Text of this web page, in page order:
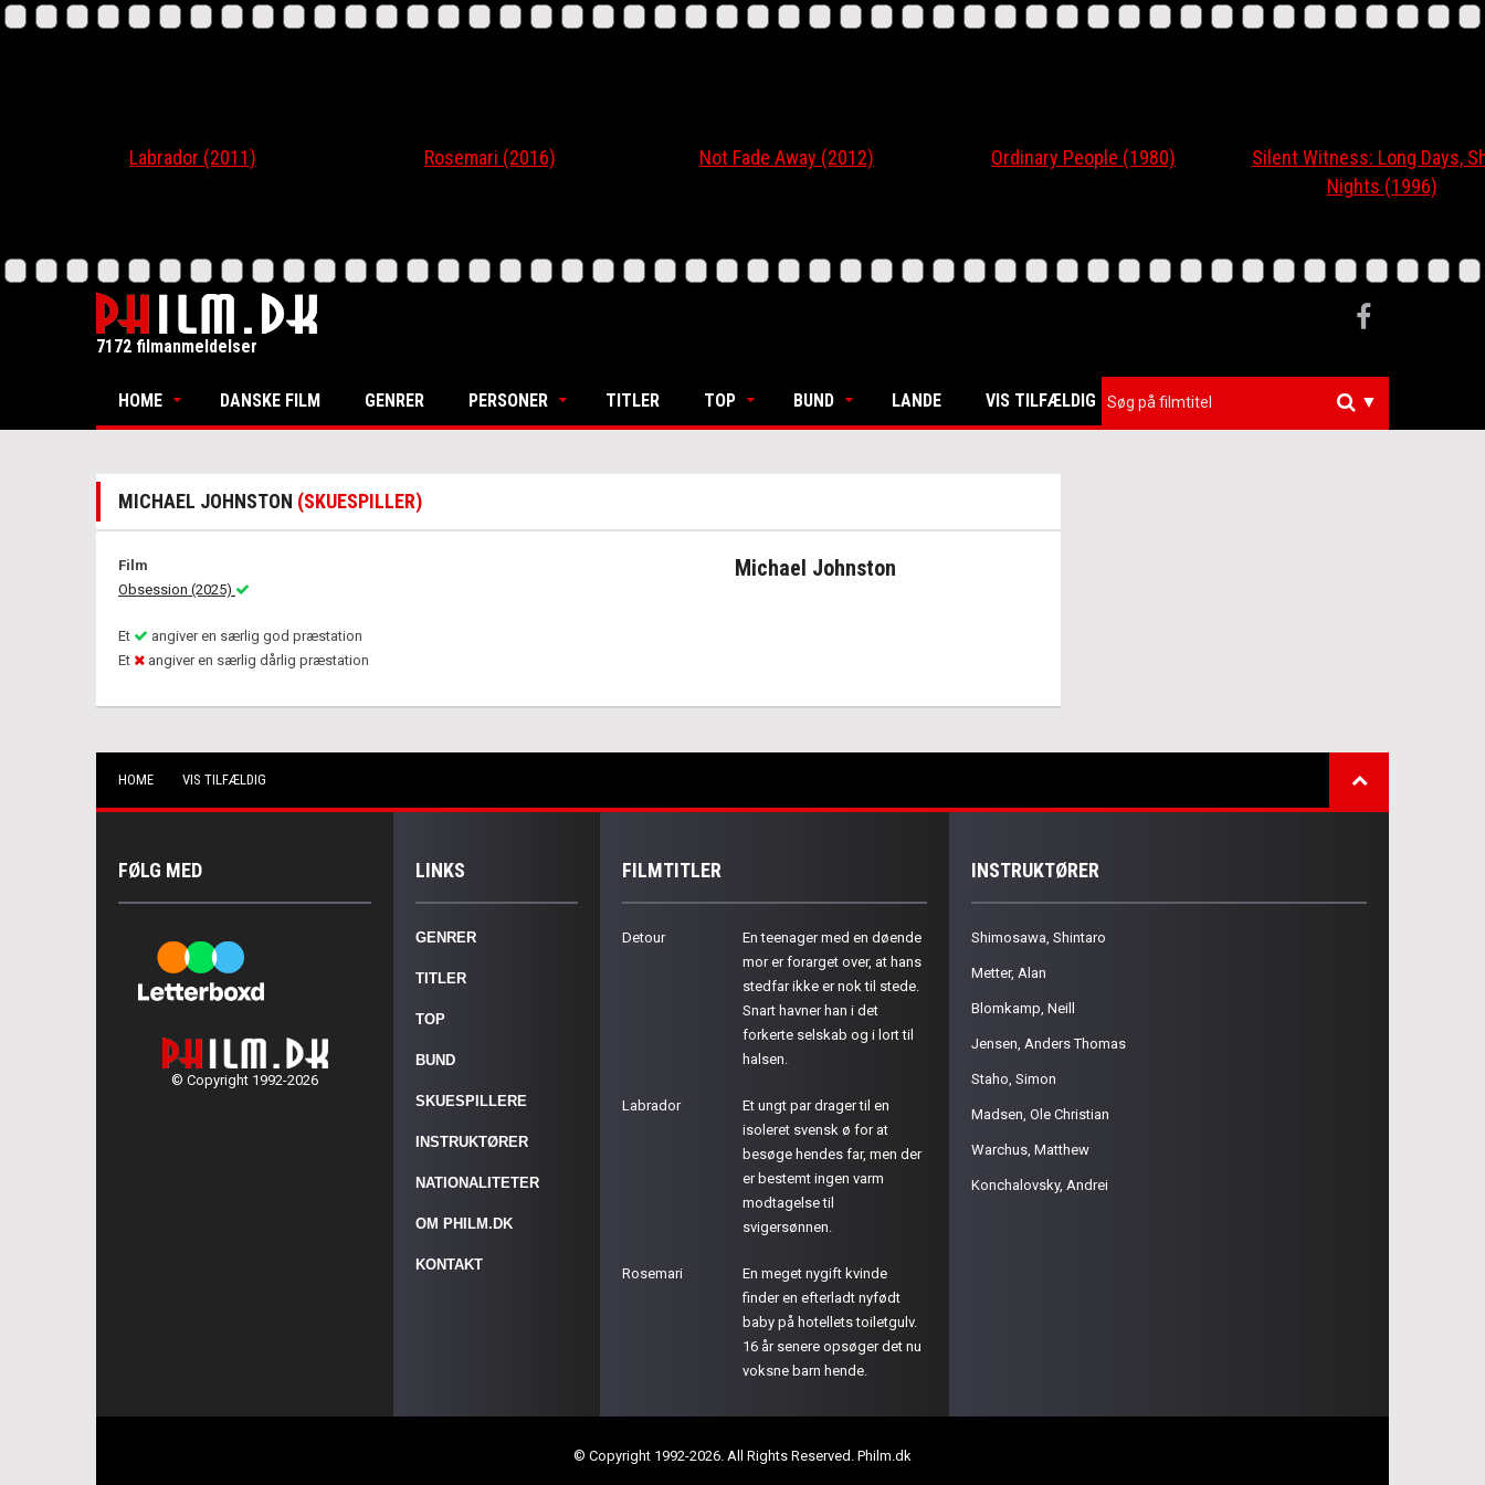
Labrador (2011) Rosemari (2016) Not Fade Away (2012) Ordinary People (1980)
Silent Witness: Long Days, Short
Nights (1996)
7172 filmanmeldelser
HOME DANSKE FILM GENRER PERSONER TITLER TOP BUND LANDE VIS TILFÆLDIG ▼
MICHAEL JOHNSTON (SKUESPILLER)
Michael Johnston
Film
Obsession (2025)
Et
angiver en særlig god præstation
Et
angiver en særlig dårlig præstation
HOME VIS TILFÆLDIG
FØLG MED
© Copyright 1992-2026
LINKS
GENRER
TITLER
TOP
BUND
SKUESPILLERE
INSTRUKTØRER
NATIONALITETER
OM PHILM.DK
KONTAKT
FILMTITLER
Detour
En teenager med en døende
mor er forarget over, at hans
stedfar ikke er nok til stede.
Snart havner han i det
forkerte selskab og i lort til
halsen.
Labrador
Et ungt par drager til en
isoleret svensk ø for at
besøge hendes far, men der
er bestemt ingen varm
modtagelse til
svigersønnen.
Rosemari
En meget nygift kvinde
finder en efterladt nyfødt
baby på hotellets toiletgulv.
16 år senere opsøger det nu
voksne barn hende.
INSTRUKTØRER
Shimosawa, Shintaro
Metter, Alan
Blomkamp, Neill
Jensen, Anders Thomas
Staho, Simon
Madsen, Ole Christian
Warchus, Matthew
Konchalovsky, Andrei
© Copyright 1992-2026. All Rights Reserved. Philm.dk